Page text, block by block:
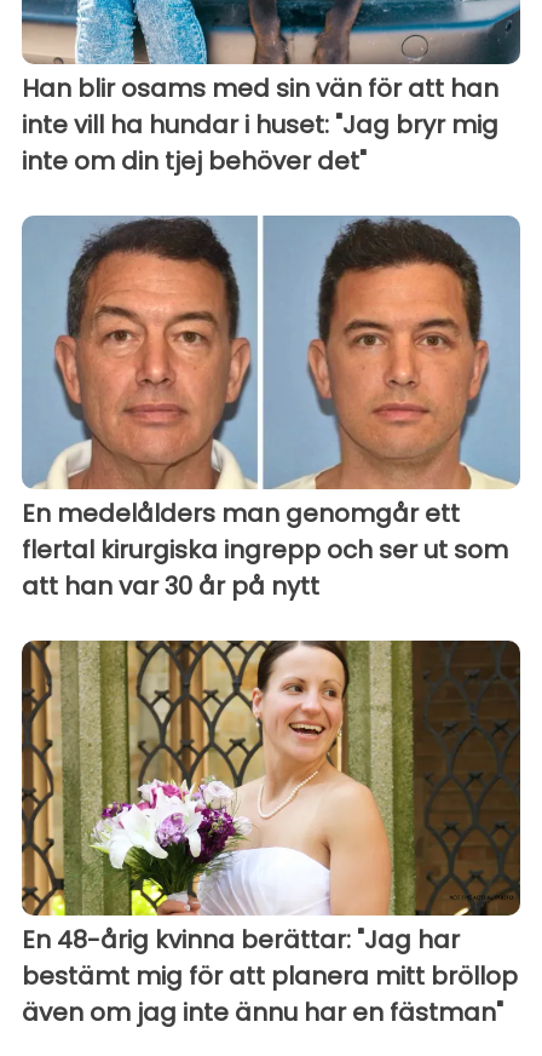
Han blir osams med sin vän för att han
inte vill ha hundar i huset: "Jag bryr mig
inte om din tjej behöver det"
En medelålders man genomgår ett
flertal kirurgiska ingrepp och ser ut som
att han var 30 år på nytt
En 48-årig kvinna berättar: "Jag har
bestämt mig för att planera mitt bröllop
även om jag inte ännu har en fästman"